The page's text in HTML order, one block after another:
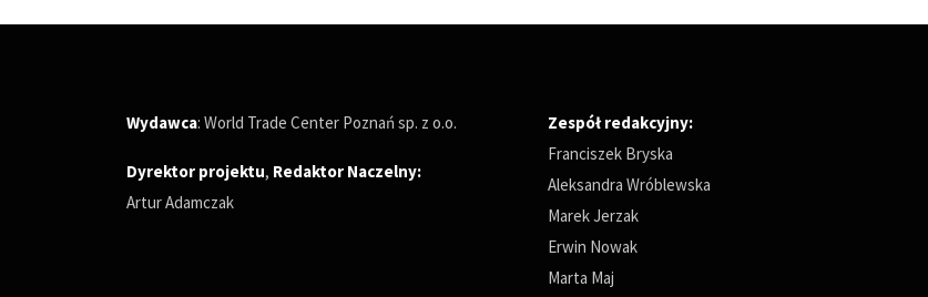
Wydawca: World Trade Center Poznań sp. z o.o.
Dyrektor projektu, Redaktor Naczelny:
Artur Adamczak
Zespół redakcyjny:
Franciszek Bryska
Aleksandra Wróblewska
Marek Jerzak
Erwin Nowak
Marta Maj